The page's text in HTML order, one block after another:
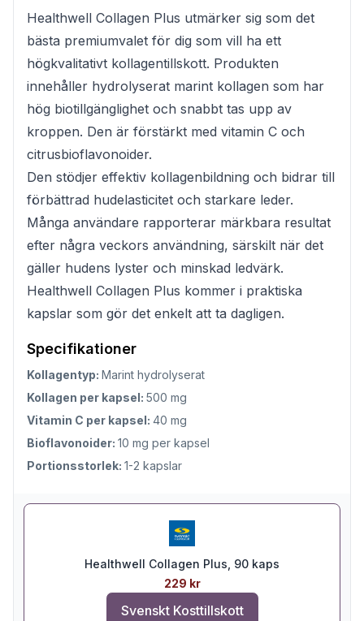
Healthwell Collagen Plus utmärker sig som det
bästa premiumvalet för dig som vill ha ett
högkvalitativt kollagentillskott. Produkten
innehåller hydrolyserat marint kollagen som har
hög biotillgänglighet och snabbt tas upp av
kroppen. Den är förstärkt med vitamin C och
citrusbioflavonoider.
Den stödjer effektiv kollagenbildning och bidrar till
förbättrad hudelasticitet och starkare leder.
Många användare rapporterar märkbara resultat
efter några veckors användning, särskilt när det
gäller hudens lyster och minskad ledvärk.
Healthwell Collagen Plus kommer i praktiska
kapslar som gör det enkelt att ta dagligen.
Specifikationer
Kollagentyp: Marint hydrolyserat
Kollagen per kapsel: 500 mg
Vitamin C per kapsel: 40 mg
Bioflavonoider: 10 mg per kapsel
Portionsstorlek: 1-2 kapslar
Healthwell Collagen Plus, 90 kaps
229 kr
Svenskt Kosttillskott